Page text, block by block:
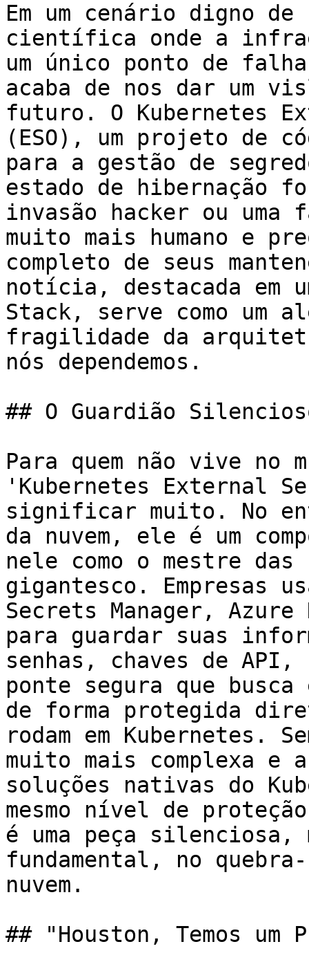
Em um cenário digno
científica onde a
um único ponto de
acaba de nos dar um
futuro. O Kubernetes
(ESO), um projeto de
para a gestão de
estado de hibernação
invasão hacker ou uma
muito mais humano e
completo de seus
notícia, destacada em
Stack, serve como um
fragilidade da
nós dependemos.
## O Guardião
Para quem não vive no
'Kubernetes External
significar muito. No
da nuvem, ele é um
nele como o mestre
gigantesco. Empresas
Secrets Manager,
para guardar suas
senhas, chaves de
ponte segura que
de forma protegida
rodam em Kubernetes.
muito mais complexa
soluções nativas do
mesmo nível de
é uma peça silenciosa,
fundamental, no
nuvem.
## "Houston, Temos um